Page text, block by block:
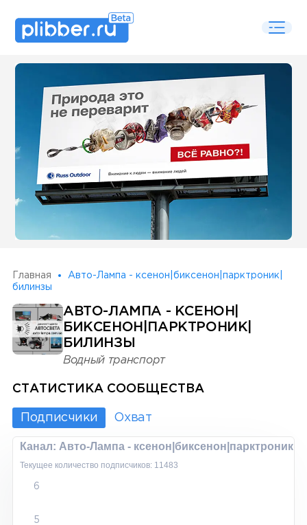
Some SEO Title
Главная
Авто-Лампа - ксенон|биксенон|парктроник|
билинзы
АВТО-ЛАМПА - КСЕНОН|
БИКСЕНОН|ПАРКТРОНИК|
БИЛИНЗЫ
Водный транспорт
СТАТИСТИКА СООБЩЕСТВА
Подписчики Охват
Канал: Авто-Лампа -
Текущее количество подписчиков: 11483
6
5